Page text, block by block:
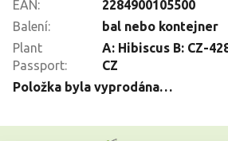
EAN:
2284900105500
Balení:
bal nebo kontejner
Plant
Passport:
A: Hibiscus B: CZ-
CZ
Položka byla vyprodána…